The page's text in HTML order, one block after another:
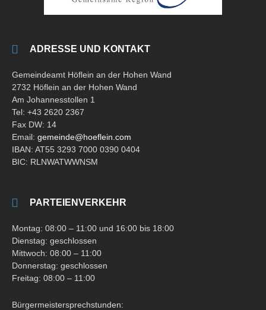
ADRESSE UND KONTAKT
Gemeindeamt Höflein an der Hohen Wand
2732 Höflein an der Hohen Wand
Am Johannesstollen 1
Tel: +43 2620 2367
Fax DW: 14
Email: gemeinde@hoeflein.com
IBAN: AT55 3293 7000 0390 0404
BIC: RLNWATWWNSM
PARTEIENVERKEHR
Montag: 08:00 – 11:00 und 16:00 bis 18:00
Dienstag: geschlossen
Mittwoch: 08:00 – 11:00
Donnerstag: geschlossen
Freitag: 08:00 – 11:00
Bürgermeistersprechstunden: